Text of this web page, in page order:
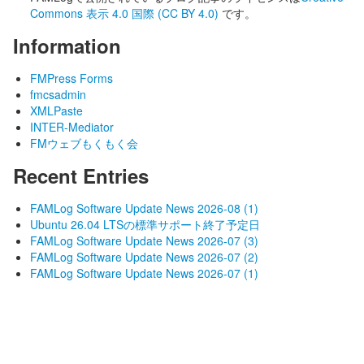
Commons 表示 4.0 国際 (CC BY 4.0) です。
Information
FMPress Forms
fmcsadmin
XMLPaste
INTER-Mediator
FMウェブもくもく会
Recent Entries
FAMLog Software Update News 2026-08 (1)
Ubuntu 26.04 LTSの標準サポート終了予定日
FAMLog Software Update News 2026-07 (3)
FAMLog Software Update News 2026-07 (2)
FAMLog Software Update News 2026-07 (1)